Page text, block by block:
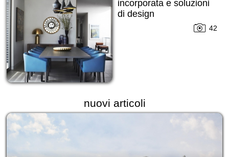
incorporata e soluzioni
di design
42
nuovi articoli